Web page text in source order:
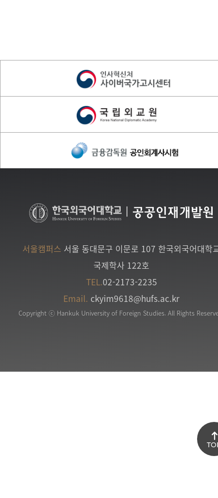
공공인재개발원
서울캠퍼스 서울 동대문구 이문로 107 한국외국어대학
국제학사 122호
TEL.02-2173-2235
Email. ckyim9618@hufs.ac.kr
Copyright ⓒ Hankuk University of Foreign Studies. All Rights